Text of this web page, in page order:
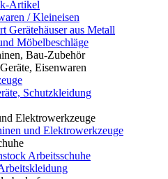
Artikel
/ Kleineisen
Gerätehäuser aus Metall
Möbelbeschläge
Bau-Zubehör
Eisenwaren
Schutzkleidung
Elektrowerkzeuge
und Elektrowerkzeuge
Arbeitsschuhe